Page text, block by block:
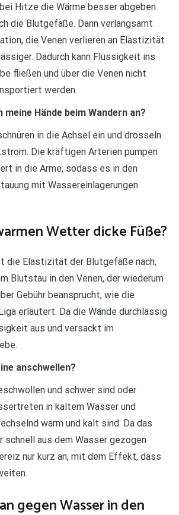
Hitze die Wärme besser abgeben
die Blutgefäße. Dann verlangsamt
die Venen verlieren an Elastizität
Dadurch kann Flüssigkeit ins
fließen und über die Venen nicht
werden.
meine Hände beim Wandern an?
in die Achsel ein und drosseln
Die kräftigen Arterien pumpen
in die Arme, sodass es in den
mit Wassereinlagerungen
Wetter dicke Füße?
die Elastizität der Blutgefäße nach,
Blutstau in den Venen, der wiederum
Gebühr beansprucht, wie die
erläutert. Da die Wände durchlässig
aus und versackt im
anschwellen?
und schwer sind oder
in kaltem Wasser und
warm und kalt sind. Da das
schnell aus dem Wasser gezogen
nur kurz an, mit dem Effekt, dass
gegen Wasser in den